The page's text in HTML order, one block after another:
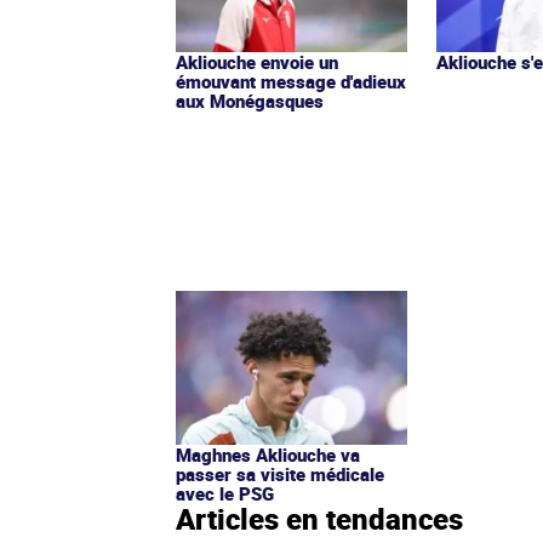
Akliouche envoie un
émouvant message d'adieux
aux Monégasques
Akliouche
Maghnes Akliouche va
passer sa visite médicale
avec le PSG
Articles en tendances